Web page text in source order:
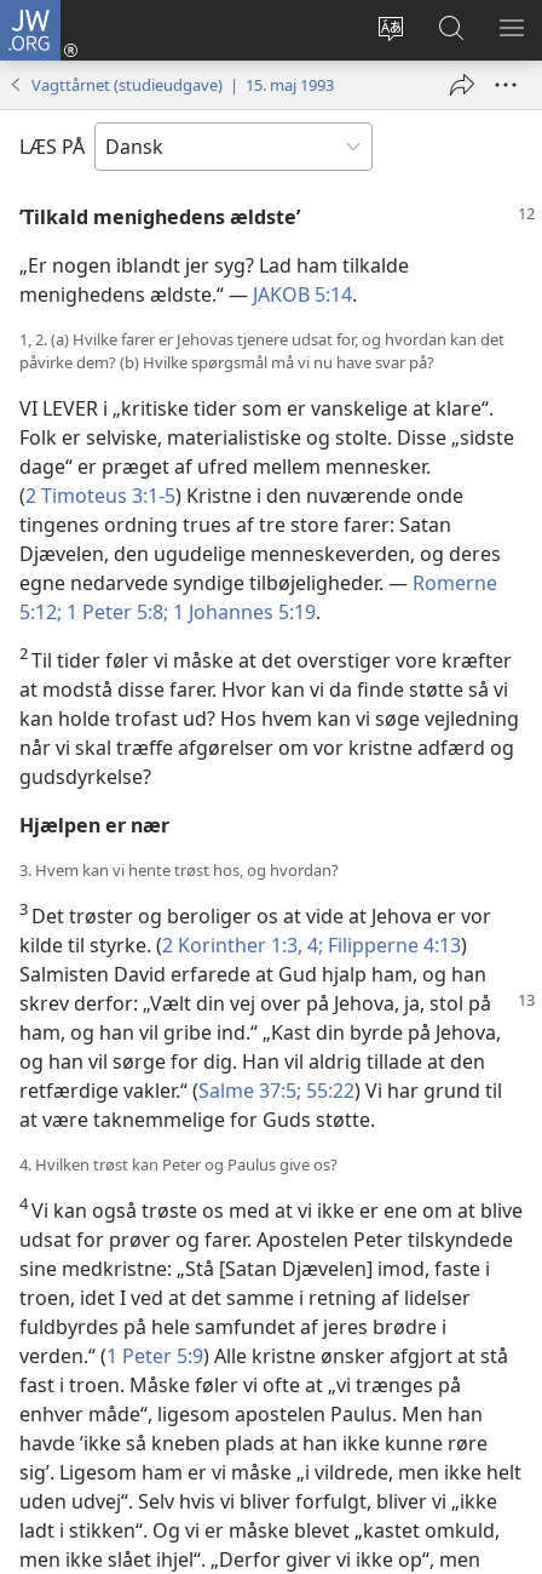
JW.ORG
Vælg
Log
på
vindue)
Søg
på
JW.ORG
VIS
Vagttårnet (studieudgave) | 15. maj 1993
LÆS PÅ
’Tilkald menighedens ældste’
„Er nogen iblandt jer syg? Lad ham tilkalde
menighedens ældste.“ — JAKOB 5:14.
1, 2. (a) Hvilke farer er Jehovas tjenere udsat for, og hvordan kan det
påvirke dem? (b) Hvilke spørgsmål må vi nu have svar på?
VI LEVER i „kritiske tider som er vanskelige at klare“.
Folk er selviske, materialistiske og stolte. Disse „sidste
dage“ er præget af ufred mellem mennesker.
(2 Timoteus 3:1-5) Kristne i den nuværende onde
tingenes ordning trues af tre store farer: Satan
Djævelen, den ugudelige menneskeverden, og deres
egne nedarvede syndige tilbøjeligheder. — Romerne
5:12; 1 Peter 5:8; 1 Johannes 5:19.
2Til tider føler vi måske at det overstiger vore kræfter
at modstå disse farer. Hvor kan vi da finde støtte så vi
kan holde trofast ud? Hos hvem kan vi søge vejledning
når vi skal træffe afgørelser om vor kristne adfærd og
gudsdyrkelse?
Hjælpen er nær
3. Hvem kan vi hente trøst hos, og hvordan?
3 Det trøster og beroliger os at vide at Jehova er vor
kilde til styrke. (2 Korinther 1:3, 4; Filipperne 4:13)
Salmisten David erfarede at Gud hjalp ham, og han
skrev derfor: „Vælt din vej over på Jehova, ja, stol på
ham, og han vil gribe ind.“ „Kast din byrde på Jehova,
og han vil sørge for dig. Han vil aldrig tillade at den
retfærdige vakler.“ (Salme 37:5; 55:22) Vi har grund til
at være taknemmelige for Guds støtte.
4. Hvilken trøst kan Peter og Paulus give os?
4Vi kan også trøste os med at vi ikke er ene om at blive
udsat for prøver og farer. Apostelen Peter tilskyndede
sine medkristne: „Stå [Satan Djævelen] imod, faste i
troen, idet I ved at det samme i retning af lidelser
fuldbyrdes på hele samfundet af jeres brødre i
verden.“ (1 Peter 5:9) Alle kristne ønsker afgjort at stå
fast i troen. Måske føler vi ofte at „vi trænges på
enhver måde“, ligesom apostelen Paulus. Men han
havde ’ikke så kneben plads at han ikke kunne røre
sig’. Ligesom ham er vi måske „i vildrede, men ikke helt
uden udvej“. Selv hvis vi bliver forfulgt, bliver vi „ikke
ladt i stikken“. Og vi er måske blevet „kastet omkuld,
men ikke slået ihjel“. „Derfor giver vi ikke op“, men